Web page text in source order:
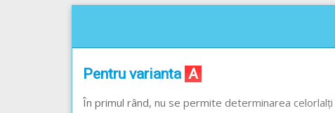
Pentru varianta A
În primul rând, nu se permite determinarea